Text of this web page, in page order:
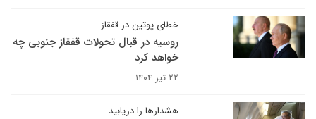
خطای پوتین در قفقاز
روسیه در قبال تحولات قفقاز جنوبی چه
خواهد کرد
۲۲ تیر ۱۴۰۴
هشدارها را دریابید